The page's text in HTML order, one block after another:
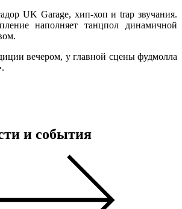
UK Garage, хип-хоп и trap звучания.
наполняет танцпол динамичной
вечером, у главной сцены фудмолла
и события